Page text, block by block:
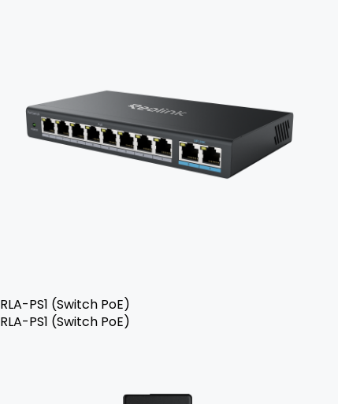
RLA-PS1 (Switch PoE)
RLA-PS1 (Switch PoE)